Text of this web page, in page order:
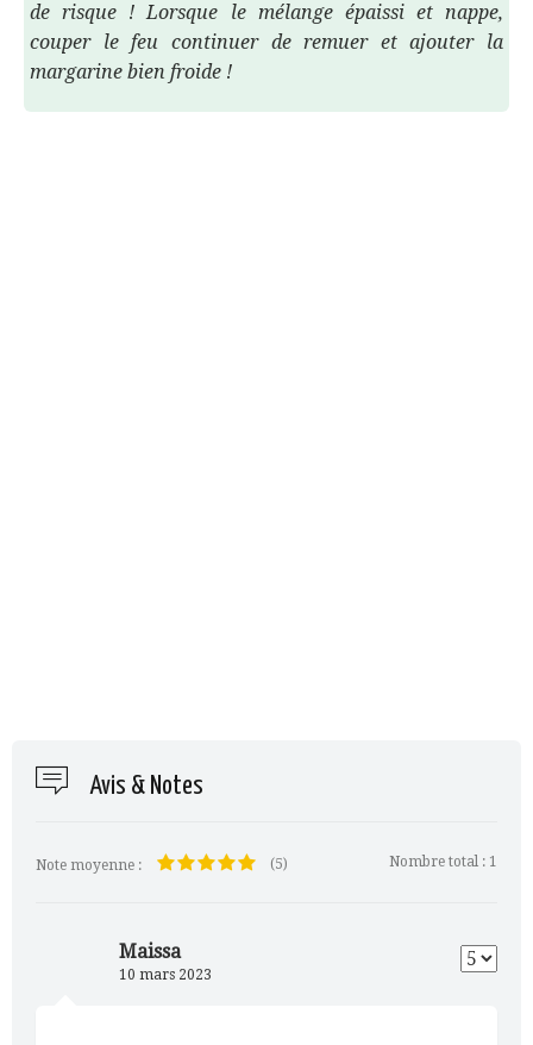
de risque ! Lorsque le mélange épaissi et nappe,
couper le feu continuer de remuer et ajouter la
margarine bien froide !
Avis & Notes
Note moyenne : (5) Nombre total : 1
Maissa
10 mars 2023